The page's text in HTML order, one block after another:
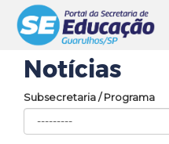
Notícias
Subsecretaria / Programa